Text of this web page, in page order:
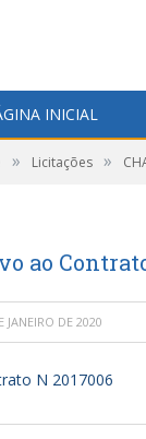
INICIAL
» Licitações »
ao
JANEIRO DE 2020
N 2017006